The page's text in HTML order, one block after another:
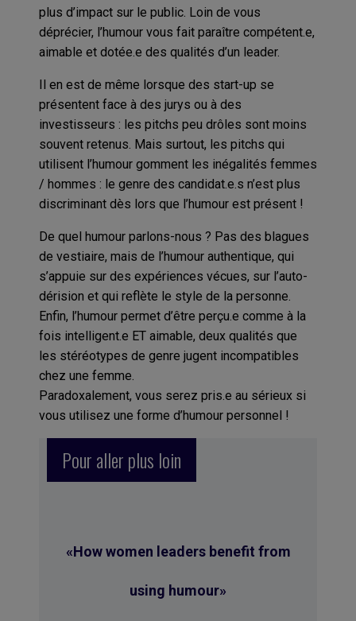
plus d’impact sur le public. Loin de vous
déprécier, l’humour vous fait paraître compétent.e,
aimable et dotée.e des qualités d’un leader.
Il en est de même lorsque des start-up se
présentent face à des jurys ou à des
investisseurs : les pitchs peu drôles sont moins
souvent retenus. Mais surtout, les pitchs qui
utilisent l’humour gomment les inégalités femmes
/ hommes : le genre des candidat.e.s n’est plus
discriminant dès lors que l’humour est présent !
De quel humour parlons-nous ? Pas des blagues
de vestiaire, mais de l’humour authentique, qui
s’appuie sur des expériences vécues, sur l’auto-
dérision et qui reflète le style de la personne.
Enfin, l’humour permet d’être perçu.e comme à la
fois intelligent.e ET aimable, deux qualités que
les stéréotypes de genre jugent incompatibles
chez une femme.
Paradoxalement, vous serez pris.e au sérieux si
vous utilisez une forme d’humour personnel !
Pour aller plus loin
«How women leaders benefit from
using humour»